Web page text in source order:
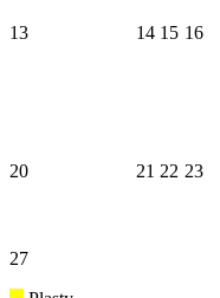
13 14 15 16
20 21 22 23
27